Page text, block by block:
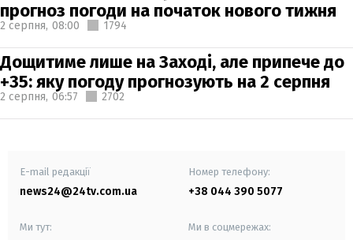
прогноз погоди на початок нового тижня
2 серпня, 08:00 1794
Дощитиме лише на Заході, але припече до
+35: яку погоду прогнозують на 2 серпня
2 серпня, 06:57 2702
E-mail редакції
news24@24tv.com.ua
Номер телефону:
+38 044 390 5077
Ми тут: Ми в соцмережах: